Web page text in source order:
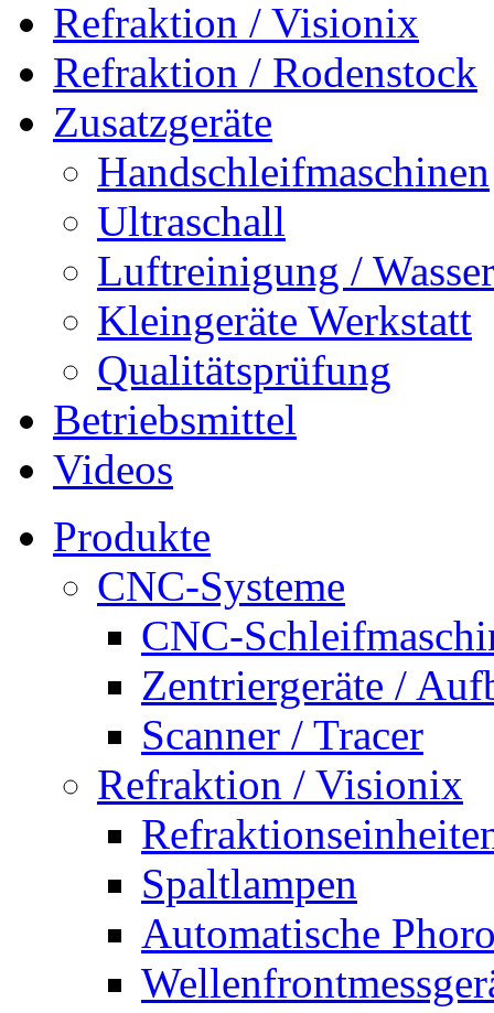
Refraktion / Visionix
Refraktion / Rodenstock
Zusatzgeräte
Handschleifmaschinen
Ultraschall
Luftreinigung /
Kleingeräte Werkstatt
Qualitätsprüfung
Betriebsmittel
Videos
Produkte
CNC-Systeme
CNC-
Zentriergeräte /
Scanner / Tracer
Refraktion / Visionix
Spaltlampen
Automatische